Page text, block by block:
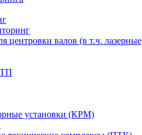
центровки валов (в т.ч.
установки (КРМ)